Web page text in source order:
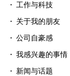
工作与科技
关于我的朋友
公司自豪感
我感兴趣的事情
新闻与话题